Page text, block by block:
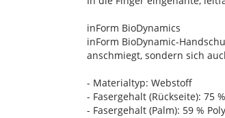
inForm BioDynamics
inForm BioDynamic-
anschmiegt, sondern sich
- Materialtyp: Webstoff
- Fasergehalt (Rückseite): 75
- Fasergehalt (Palm): 59 %